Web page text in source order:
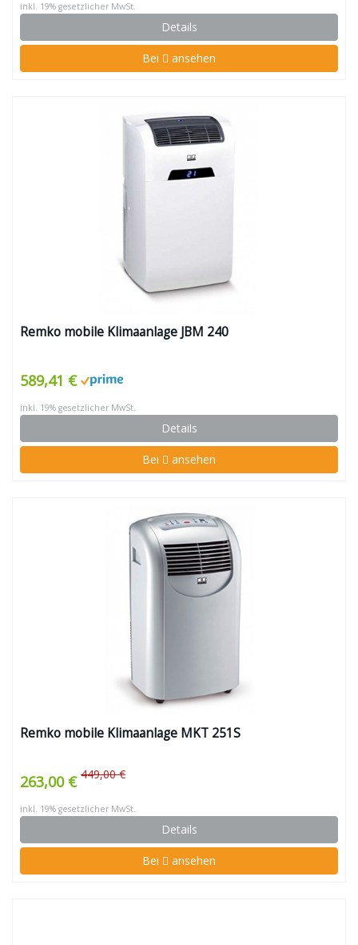
inkl. 19% gesetzlicher MwSt.
Details
Bei ansehen
Remko mobile Klimaanlage JBM 240
589,41 €
inkl. 19% gesetzlicher MwSt.
Details
Bei ansehen
Remko mobile Klimaanlage MKT 251S
263,00 € 449,00 €
inkl. 19% gesetzlicher MwSt.
Details
Bei ansehen